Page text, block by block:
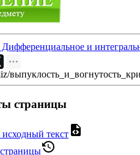
и
страницы
исходный текст